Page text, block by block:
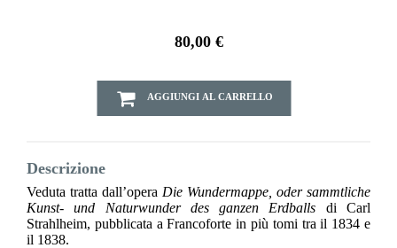
80,00 €
AGGIUNGI AL CARRELLO
Descrizione
Veduta tratta dall’opera Die Wundermappe, oder sammtliche
Kunst- und Naturwunder des ganzen Erdballs di Carl
Strahlheim, pubblicata a Francoforte in più tomi tra il 1834 e
il 1838.